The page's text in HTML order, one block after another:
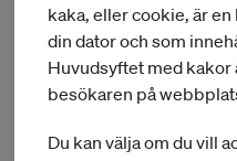
kaka, eller cookie, är
din dator och som
Huvudsyftet med kakor
besökaren på
Du kan välja om du vill